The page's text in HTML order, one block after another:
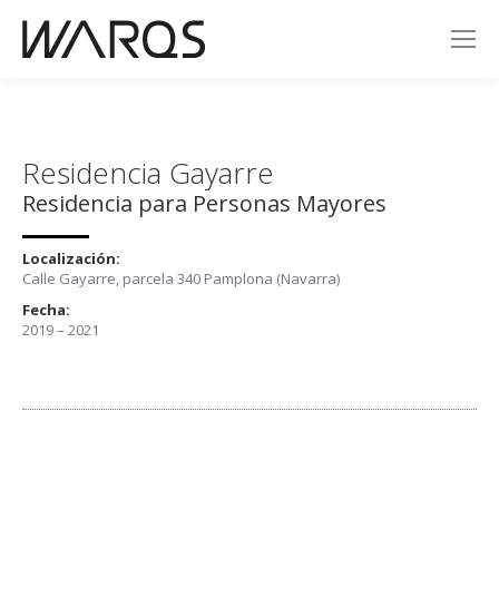
Residencia Gayarre
Residencia para Personas Mayores
Localización:
Calle Gayarre, parcela 340 Pamplona (Navarra)
Fecha:
2019 – 2021